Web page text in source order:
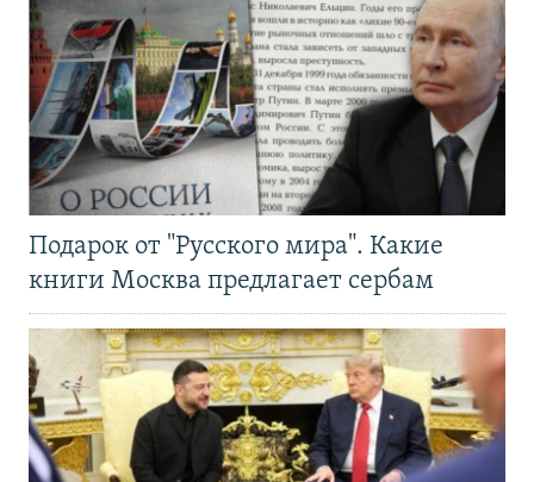
Подарок от "Русского мира". Какие
книги Москва предлагает сербам